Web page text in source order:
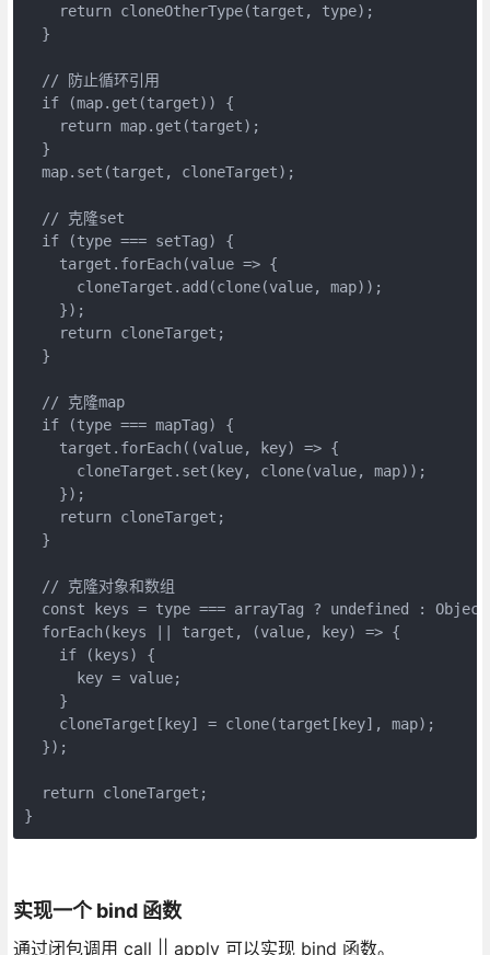
    return cloneOtherType(target, type);
  }
  // 防止循环引用
  if (map.get(target)) {
    return map.get(target);
  }
  map.set(target, cloneTarget);
  // 克隆set
  if (type === setTag) {
    target.forEach(value => {
      cloneTarget.add(clone(value, map));
    });
    return cloneTarget;
  }
  // 克隆map
  if (type === mapTag) {
    target.forEach((value, key) => {
      cloneTarget.set(key, clone(value, map));
    });
    return cloneTarget;
  }
  // 克隆对象和数组
const keys = type === arrayTag ? undefined :
  forEach(keys || target, (value, key) => {
    if (keys) {
      key = value;
    }
    cloneTarget[key] = clone(target[key], map);
  });
  return cloneTarget;
实现一个 bind 函数
通过闭包调用 call || apply 可以实现 bind 函数。